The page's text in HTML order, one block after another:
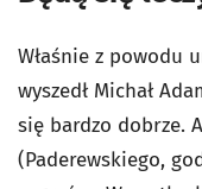
Właśnie z powodu
wyszedł Michał
się bardzo dobrze.
(Paderewskiego,